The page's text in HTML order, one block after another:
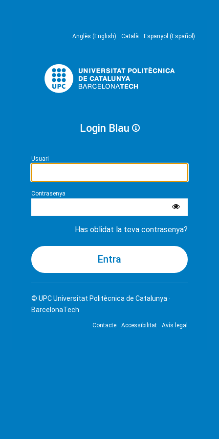
Anglès (English) Català Espanyol (Español)
Login Blau
Usuari
Contrasenya
Has oblidat la teva contrasenya?
© UPCUniversitat Politècnica de Catalunya ·
BarcelonaTech
Contacte Accessibilitat Avís legal